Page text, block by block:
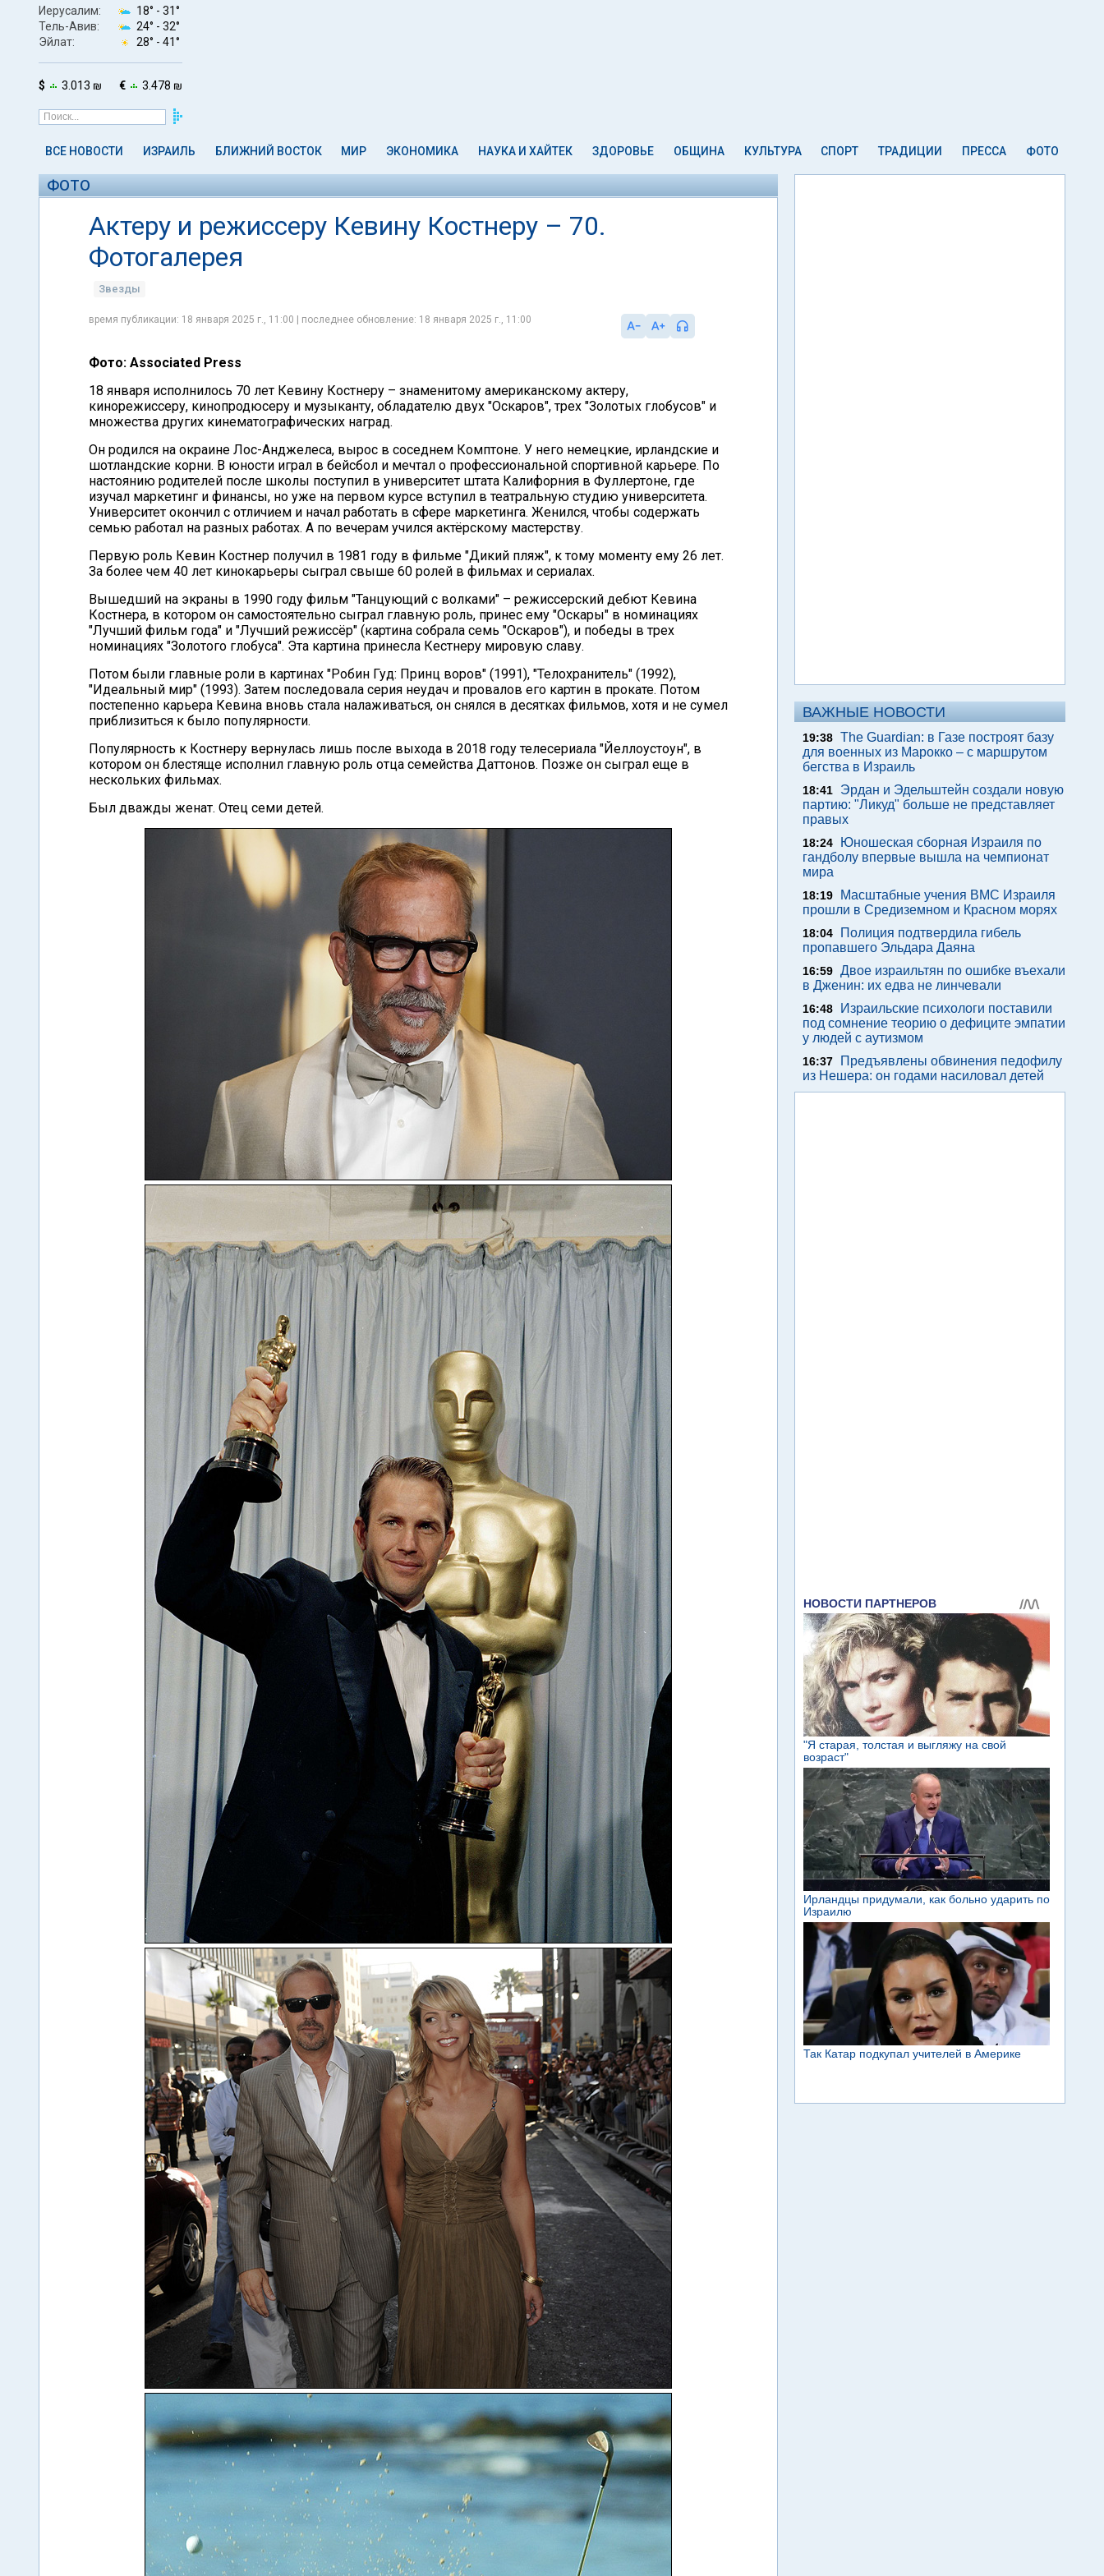
Иерусалим: 18° - 31°
Тель-Авив:
24° - 32°
Эйлат:
28° - 41°
$ 3.013 ₪ € 3.478 ₪
ВСЕ НОВОСТИ ИЗРАИЛЬ БЛИЖНИЙ ВОСТОК МИР ЭКОНОМИКА НАУКА И ХАЙТЕК ЗДОРОВЬЕ ОБЩИНА КУЛЬТУРА СПОРТ ТРАДИЦИИ ПРЕССА ФОТО
ФОТО
Актеру и режиссеру Кевину Костнеру – 70.
Фотогалерея
Звезды
время публикации: 18 января 2025 г., 11:00 | последнее обновление: 18 января 2025 г., 11:00
Фото: Associated Press
18 января исполнилось 70 лет Кевину Костнеру – знаменитому американскому актеру,
кинорежиссеру, кинопродюсеру и музыканту, обладателю двух "Оскаров", трех "Золотых глобусов" и
множества других кинематографических наград.
Он родился на окраине Лос-Анджелеса, вырос в соседнем Комптоне. У него немецкие, ирландские и
шотландские корни. В юности играл в бейсбол и мечтал о профессиональной спортивной карьере. По
настоянию родителей после школы поступил в университет штата Калифорния в Фуллертоне, где
изучал маркетинг и финансы, но уже на первом курсе вступил в театральную студию университета.
Университет окончил с отличием и начал работать в сфере маркетинга. Женился, чтобы содержать
семью работал на разных работах. А по вечерам учился актёрскому мастерству.
Первую роль Кевин Костнер получил в 1981 году в фильме "Дикий пляж", к тому моменту ему 26 лет.
За более чем 40 лет кинокарьеры сыграл свыше 60 ролей в фильмах и сериалах.
Вышедший на экраны в 1990 году фильм "Танцующий с волками" – режиссерский дебют Кевина
Костнера, в котором он самостоятельно сыграл главную роль, принес ему "Оскары" в номинациях
"Лучший фильм года" и "Лучший режиссёр" (картина собрала семь "Оскаров"), и победы в трех
номинациях "Золотого глобуса". Эта картина принесла Кестнеру мировую славу.
Потом были главные роли в картинах "Робин Гуд: Принц воров" (1991), "Телохранитель" (1992),
"Идеальный мир" (1993). Затем последовала серия неудач и провалов его картин в прокате. Потом
постепенно карьера Кевина вновь стала налаживаться, он снялся в десятках фильмов, хотя и не сумел
приблизиться к было популярности.
Популярность к Костнеру вернулась лишь после выхода в 2018 году телесериала "Йеллоустоун", в
котором он блестяще исполнил главную роль отца семейства Даттонов. Позже он сыграл еще в
нескольких фильмах.
Был дважды женат. Отец семи детей.
ВАЖНЫЕ НОВОСТИ
19:38 The Guardian: в Газе построят базу
для военных из Марокко – с маршрутом
бегства в Израиль
18:41
Эрдан и Эдельштейн создали новую
партию: "Ликуд" больше не представляет
правых
18:24
Юношеская сборная Израиля по
гандболу впервые вышла на чемпионат
мира
18:19
Масштабные учения ВМС Израиля
прошли в Средиземном и Красном морях
18:04
Полиция подтвердила гибель
пропавшего Эльдара Даяна
16:59 Двое израильтян по ошибке въехали
в Дженин: их едва не линчевали
16:48
Израильские психологи поставили
под сомнение теорию о дефиците эмпатии
у людей с аутизмом
16:37
Предъявлены обвинения педофилу
из Нешера: он годами насиловал детей